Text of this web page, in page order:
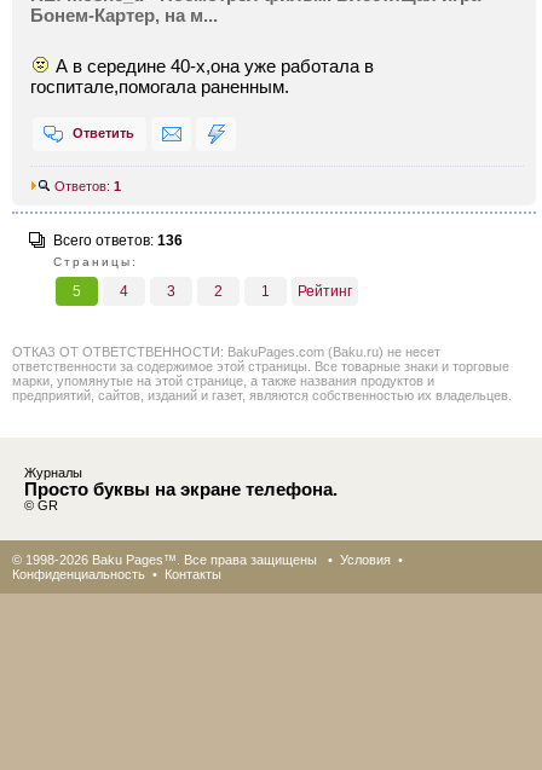
Бонем-Картер, на м...
А в середине 40-х,она уже работала в
госпитале,помогала раненным.
Ответить
Ответов: 1
Всего ответов: 136
Страницы:
5 4 3 2 1 Рейтинг
ОТКАЗ ОТ ОТВЕТСТВЕННОСТИ: BakuPages.com (Baku.ru) не несет
ответственности за содержимое этой страницы. Все товарные знаки и торговые
марки, упомянутые на этой странице, а также названия продуктов и
предприятий, сайтов, изданий и газет, являются собственностью их владельцев.
Журналы
Просто буквы на экране телефона.
© GR
© 1998-2026 Baku Pages™. Все права защищены • Условия •
Конфиденциальность • Контакты